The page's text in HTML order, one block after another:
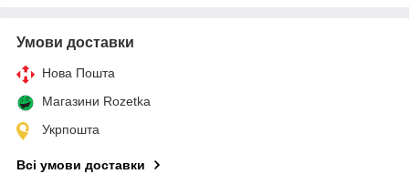
Умови доставки
Нова Пошта
Магазини Rozetka
Укрпошта
Всі умови доставки